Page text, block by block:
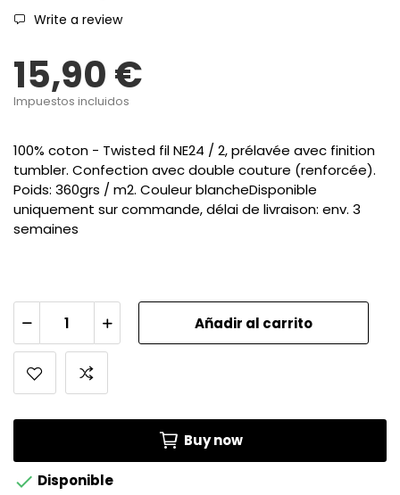
Write a review
15,90 €
Impuestos incluidos
100% coton - Twisted fil NE24 / 2, prélavée avec finition
tumbler. Confection avec double couture (renforcée).
Poids: 360grs / m2. Couleur blancheDisponible
uniquement sur commande, délai de livraison: env. 3
semaines
Añadir al carrito
Buy now
 Disponible